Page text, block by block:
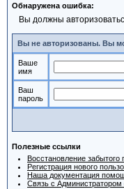
Обнаружена ошибка:
Вы должны
Вы не авторизованы. Вы
Ваше
имя
Ваш
пароль
Полезные ссылки
Восстановление забытого
Регистрация нового
Наша документация
Связь с